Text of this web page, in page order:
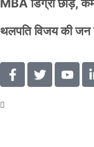
MBA डिग्री छोड़,
थलपति विजय की जन